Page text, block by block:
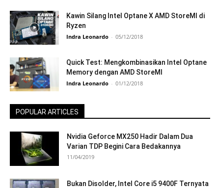
Kawin Silang Intel Optane X AMD StoreMI di
Ryzen
Indra Leonardo - 05/12/2018
Quick Test: Mengkombinasikan Intel Optane
Memory dengan AMD StoreMI
Indra Leonardo - 01/12/2018
POPULAR ARTICLES
Nvidia Geforce MX250 Hadir Dalam Dua
Varian TDP Begini Cara Bedakannya
11/04/2019
Bukan Disolder, Intel Core i5 9400F Ternyata